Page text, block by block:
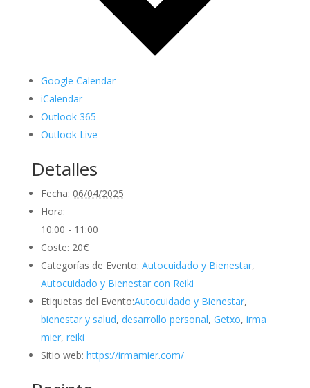
Google Calendar
iCalendar
Outlook 365
Outlook Live
Detalles
Fecha: 06/04/2025
Hora:
10:00 - 11:00
Coste: 20€
Categorías de Evento: Autocuidado y Bienestar,
Autocuidado y Bienestar con Reiki
Etiquetas del Evento:Autocuidado y Bienestar,
bienestar y salud, desarrollo personal, Getxo, irma
mier, reiki
Sitio web: https://irmamier.com/